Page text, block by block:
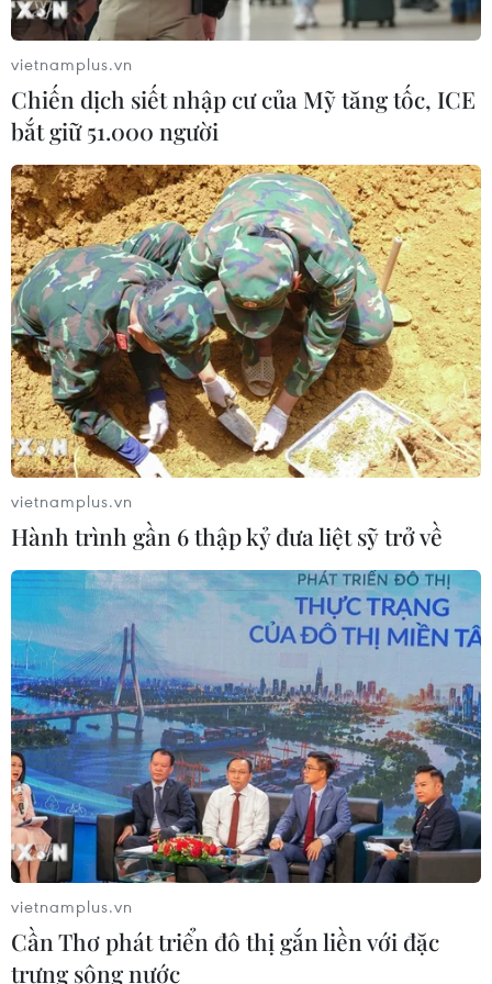
hệ thống y tế đa tầng, đồng bộ, thống
nhất
01/08/2026 09:14
Gia Lai xác thực 99,8% dữ liệu bảo
hiểm
01/08/2026 07:05
Bộ Y tế : Trên 22% người trưởng
thành thiếu vận động thể lực
31/07/2026 04:10
TP Hồ Chí Minh đồng hành để trẻ
mắc bệnh hiểm nghèo không lỡ cơ
hội học tập và điều trị
30/07/2026 13:53
Xem thêm
CƠ QUAN CHỦ QUẢN: THÔNG TẤN XÃ VIỆT NAM
Tổng Biên tập: TRẦN TIẾN DUẨN
Phó Tổng Biên tập: NGUYỄN THỊ TÁM, KHÚC THANH
Sở hữu trí tuệ
Quy định sử dụng
vietnamplus.vn
Chiến dịch siết nhập cư của Mỹ tăng tốc, ICE
bắt giữ 51.000 người
vietnamplus.vn
Hành trình gần 6 thập kỷ đưa liệt sỹ trở về
vietnamplus.vn
Cần Thơ phát triển đô thị gắn liền với đặc
trưng sông nước